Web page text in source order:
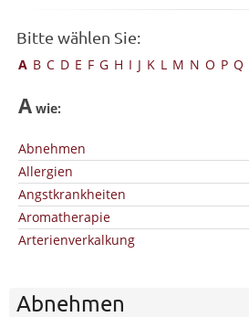
Bitte wählen Sie:
A B C D E F G H I J K L M N O P Q
A wie:
Abnehmen
Allergien
Angstkrankheiten
Aromatherapie
Arterienverkalkung
Abnehmen